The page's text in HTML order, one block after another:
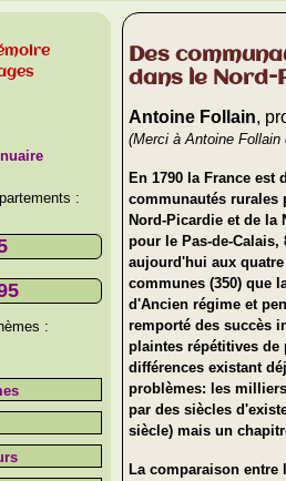
Des
dans le Nord-
Antoine Follain,
(Merci à Antoine
En 1790 la France
communautés rurales
Nord-Picardie et de la
pour le Pas-de-
aujourd'hui aux quatre
communes (350) que
d'Ancien régime et
remporté des succès
plaintes répétitives de
différences existant
problèmes: les
par des siècles
siècle) mais un
La comparaison
:
: